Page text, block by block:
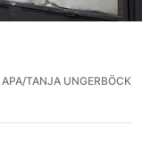
APA/TANJA UNGERBÖCK